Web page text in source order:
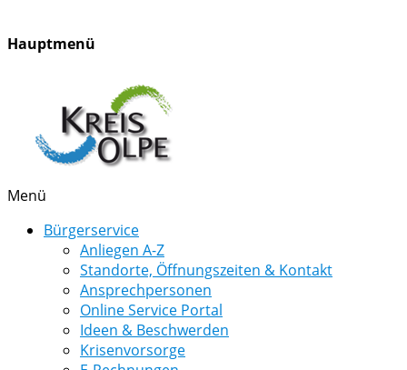
Hauptmenü
Menü
Bürgerservice
Anliegen A-Z
Standorte, Öffnungszeiten & Kontakt
Ansprechpersonen
Online Service Portal
Ideen & Beschwerden
Krisenvorsorge